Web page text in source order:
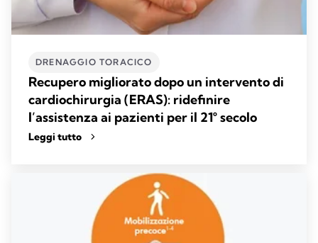
DRENAGGIO TORACICO
Recupero migliorato dopo un intervento di
cardiochirurgia (ERAS): ridefinire
l’assistenza ai pazienti per il 21° secolo
Leggi tutto